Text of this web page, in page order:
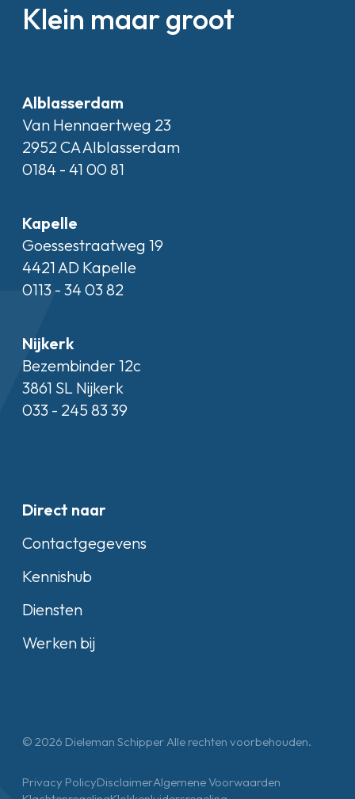
Klein maar groot
Alblasserdam
Van Hennaertweg 23
2952 CA Alblasserdam
0184 - 41 00 81
Kapelle
Goessestraatweg 19
4421 AD Kapelle
0113 - 34 03 82
Nijkerk
Bezembinder 12c
3861 SL Nijkerk
033 - 245 83 39
Direct naar
Contactgegevens
Kennishub
Diensten
Werken bij
© 2026 Dieleman Schipper Alle rechten voorbehouden.
Privacy PolicyDisclaimerAlgemene Voorwaarden